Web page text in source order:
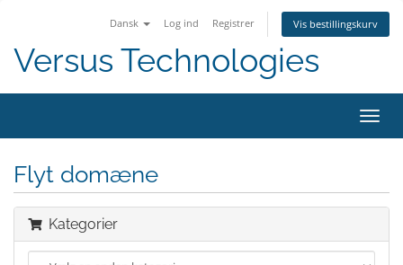
Dansk Log ind Registrer Vis bestillingskurv
Versus Technologies
Skift
Flyt domæne
Kategorier